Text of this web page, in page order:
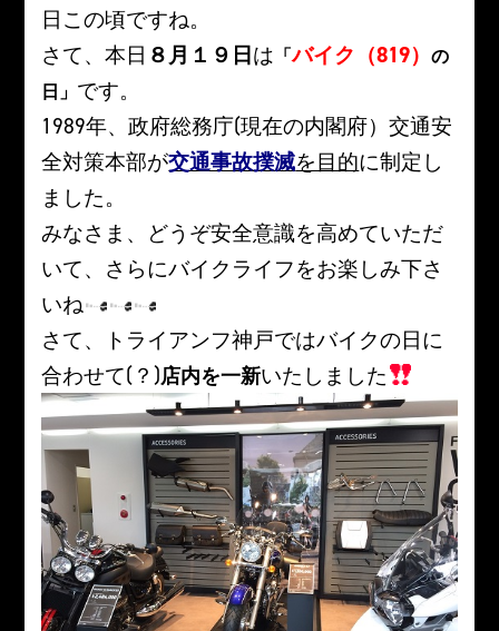
日この頃ですね。
さて、本日 ８月１９日は 「バイク（819）の
日」 です。
1989年、政府総務庁(現在の内閣府）交通安
全対策本部が交通事故撲滅を目的に制定し
ました。
みなさま、どうぞ安全意識を高めていただ
いて、さらにバイクライフをお楽しみ下さ
いね
さて、トライアンフ神戸ではバイクの日に
合わせて(？)店内を一新いたしました